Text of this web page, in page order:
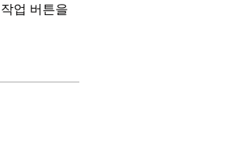
업 버튼을